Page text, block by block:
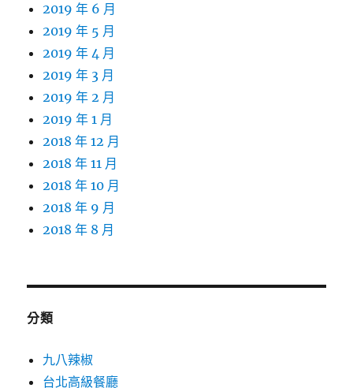
2019 年 6 月
2019 年 5 月
2019 年 4 月
2019 年 3 月
2019 年 2 月
2019 年 1 月
2018 年 12 月
2018 年 11 月
2018 年 10 月
2018 年 9 月
2018 年 8 月
分類
九八辣椒
台北高級餐廳